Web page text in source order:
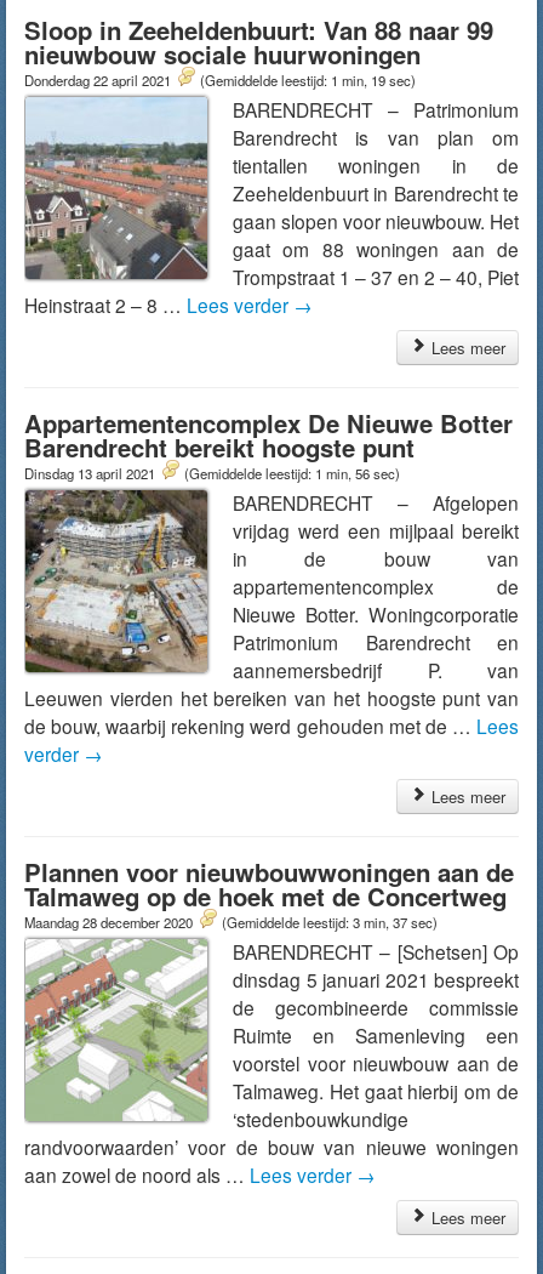
Sloop in Zeeheldenbuurt: Van 88 naar 99
nieuwbouw sociale huurwoningen
Donderdag 22 april 2021 (Gemiddelde leestijd: 1 min, 19 sec)
BARENDRECHT – Patrimonium
Barendrecht is van plan om
tientallen woningen in de
Zeeheldenbuurt in Barendrecht te
gaan slopen voor nieuwbouw. Het
gaat om 88 woningen aan de
Trompstraat 1 – 37 en 2 – 40, Piet
Heinstraat 2 – 8 … Lees verder →
Lees meer
Appartementencomplex De Nieuwe Botter
Barendrecht bereikt hoogste punt
Dinsdag 13 april 2021 (Gemiddelde leestijd: 1 min, 56 sec)
BARENDRECHT – Afgelopen
vrijdag werd een mijlpaal bereikt
in de bouw van
appartementencomplex de
Nieuwe Botter. Woningcorporatie
Patrimonium Barendrecht en
aannemersbedrijf P. van
Leeuwen vierden het bereiken van het hoogste punt van
de bouw, waarbij rekening werd gehouden met de … Lees
verder →
Lees meer
Plannen voor nieuwbouwwoningen aan de
Talmaweg op de hoek met de Concertweg
Maandag 28 december 2020 (Gemiddelde leestijd: 3 min, 37 sec)
BARENDRECHT – [Schetsen] Op
dinsdag 5 januari 2021 bespreekt
de gecombineerde commissie
Ruimte en Samenleving een
voorstel voor nieuwbouw aan de
Talmaweg. Het gaat hierbij om de
‘stedenbouwkundige
randvoorwaarden’ voor de bouw van nieuwe woningen
aan zowel de noord als … Lees verder →
Lees meer